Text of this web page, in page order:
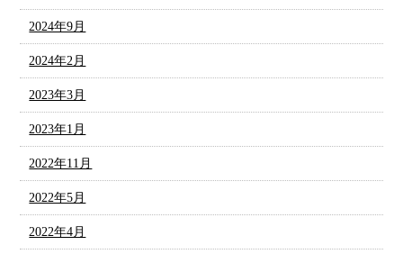
2024年9月
2024年2月
2023年3月
2023年1月
2022年11月
2022年5月
2022年4月